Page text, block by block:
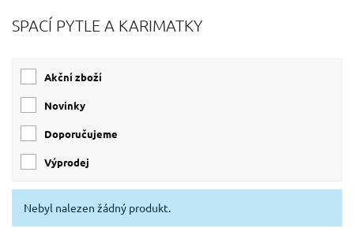
SPACÍ PYTLE A KARIMATKY
Akční zboží
Novinky
Doporučujeme
Výprodej
Nebyl nalezen žádný produkt.